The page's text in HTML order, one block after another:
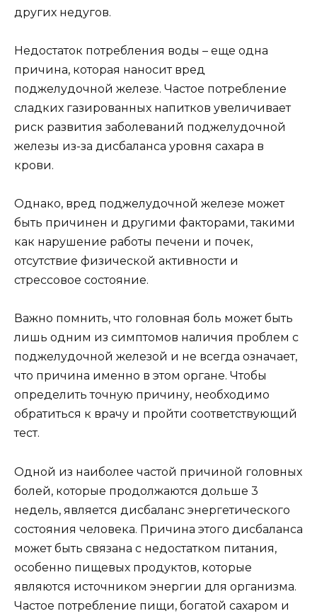
других недугов.
Недостаток потребления воды – еще одна
причина, которая наносит вред
поджелудочной железе. Частое потребление
сладких газированных напитков увеличивает
риск развития заболеваний поджелудочной
железы из-за дисбаланса уровня сахара в
крови.
Однако, вред поджелудочной железе может
быть причинен и другими факторами, такими
как нарушение работы печени и почек,
отсутствие физической активности и
стрессовое состояние.
Важно помнить, что головная боль может быть
лишь одним из симптомов наличия проблем с
поджелудочной железой и не всегда означает,
что причина именно в этом органе. Чтобы
определить точную причину, необходимо
обратиться к врачу и пройти соответствующий
тест.
Одной из наиболее частой причиной головных
болей, которые продолжаются дольше 3
недель, является дисбаланс энергетического
состояния человека. Причина этого дисбаланса
может быть связана с недостатком питания,
особенно пищевых продуктов, которые
являются источником энергии для организма.
Частое потребление пищи, богатой сахаром и